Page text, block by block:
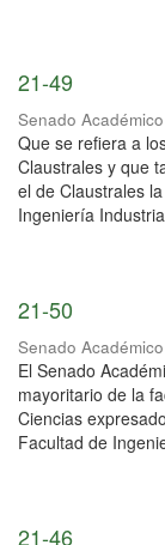
21-49
Senado Académico
Que se refiera a
Claustrales y que
el de Claustrales
Ingeniería
21-50
Senado Académico
El Senado
mayoritario de la
Ciencias
Facultad de
21-46